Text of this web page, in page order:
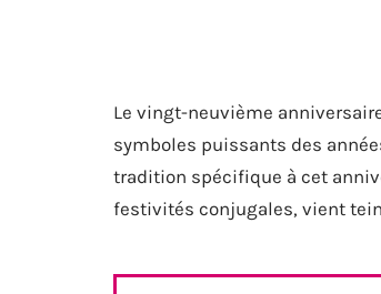
Le vingt-neuvième
symboles puissants des
tradition spécifique à cet
festivités conjugales, vient